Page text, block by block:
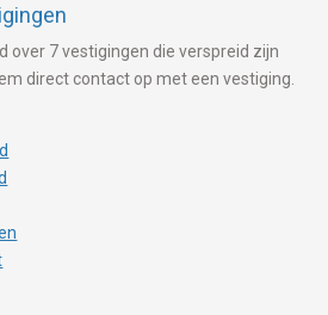
over 7 vestigingen die verspreid zijn
direct contact op met een vestiging.